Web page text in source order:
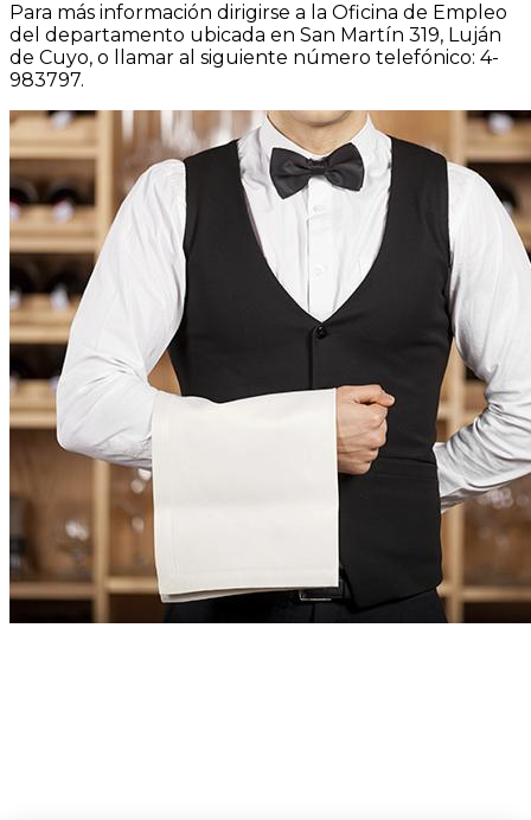
Para más información dirigirse a la Oficina de Empleo
del departamento ubicada en San Martín 319, Luján
de Cuyo, o llamar al siguiente número telefónico: 4-
983797.